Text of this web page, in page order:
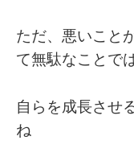
ただ、悪いこと
て無駄なことで
自らを成長させ
ね